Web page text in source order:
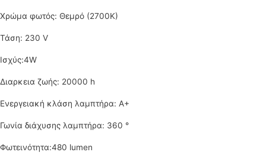
Χρώμα φωτός: Θεμρό (2700Κ)
Τάση: 230 V
Ισχύς:4W
Διαρκεια ζωής: 20000 h
Ενεργειακή κλάση λαμπτήρα: A+
Γωνία διάχυσης λαμπτήρα: 360 °
Φωτεινότητα:480 lumen